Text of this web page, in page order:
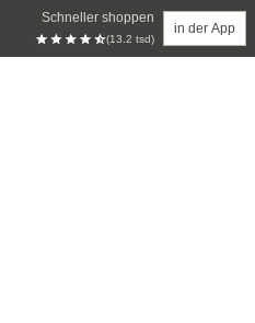
Schneller shoppen
(13.2 tsd)
in der App